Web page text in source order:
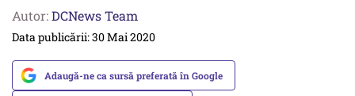
Autor:DCNews Team
Data publicării: 30 Mai 2020
Adaugă-ne ca sursă preferată în Google